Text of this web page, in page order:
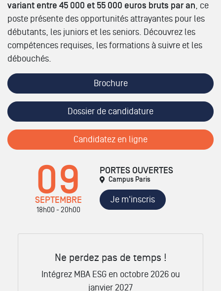
variant entre 45 000 et 55 000 euros bruts par an, ce
poste présente des opportunités attrayantes pour les
débutants, les juniors et les seniors. Découvrez les
compétences requises, les formations à suivre et les
débouchés.
Brochure
Dossier de candidature
Candidatez en ligne
09
SEPTEMBRE
18h00 - 20h00
PORTES OUVERTES
Campus Paris
Je m'inscris
Ne perdez pas de temps !
Intégrez MBA ESG en octobre 2026 ou
janvier 2027